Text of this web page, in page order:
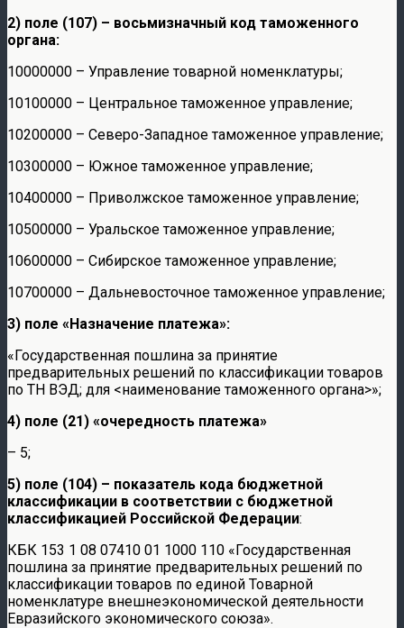
2) поле (107) – восьмизначный код таможенного
органа:
10000000 – Управление товарной номенклатуры;
10100000 – Центральное таможенное управление;
10200000 – Северо-Западное таможенное управление;
10300000 – Южное таможенное управление;
10400000 – Приволжское таможенное управление;
10500000 – Уральское таможенное управление;
10600000 – Сибирское таможенное управление;
10700000 – Дальневосточное таможенное управление;
3) поле «Назначение платежа»:
«Государственная пошлина за принятие
предварительных решений по классификации товаров
по ТН ВЭД; для <наименование таможенного органа>»;
4) поле (21) «очередность платежа»
– 5;
5) поле (104) – показатель кода бюджетной
классификации в соответствии с бюджетной
классификацией Российской Федерации:
КБК 153 1 08 07410 01 1000 110 «Государственная
пошлина за принятие предварительных решений по
классификации товаров по единой Товарной
номенклатуре внешнеэкономической деятельности
Евразийского экономического союза».